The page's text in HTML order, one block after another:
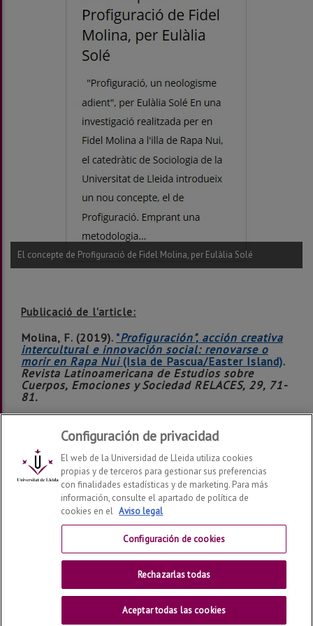
El concepte de Profiguració de Fidel Molina, per Eulàlia Solé
Publicació de l'article:
Molina, F. (2019). "Profiguración", acción creativa
intercultural e innovación social: renovarse o
morir en Rapa Nui(Isla de Pascua/Easter Island).
Revista Latinoamericana de Estudios sobre
Cuerpos, Emociones y Sociedad RELACES, 29, 71-
81.
Instituto de Desarrollo Social y Territorial (INDEST) 2026
© | Telf: +34 973 70 22 47
Aviso Legal
Universitat de Lleida
Configuración de privacidad
El web de la Universidad de Lleida utiliza cookies
propias y de terceros para gestionar sus preferencias
con finalidades estadísticas y de marketing. Para más
información, consulte el apartado de política de
cookies en el Aviso legal
Configuración de cookies
Rechazarlas todas
Aceptar todas las cookies